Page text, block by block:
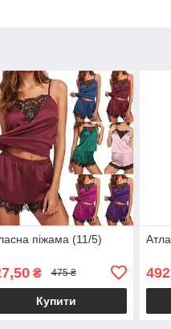
піжама (11/5)
₴ 475 ₴
Купити